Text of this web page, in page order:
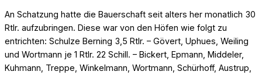
An Schatzung hatte die Bauerschaft seit alters her monatlich 30
Rtlr. aufzubringen. Diese war von den Höfen wie folgt zu
entrichten: Schulze Berning 3,5 Rtlr. – Gövert, Uphues, Weiling
und Wortmann je 1 Rtlr. 22 Schill. – Bickert, Epmann, Middeler,
Kuhmann, Treppe, Winkelmann, Wortmann, Schürhoff, Austrup,